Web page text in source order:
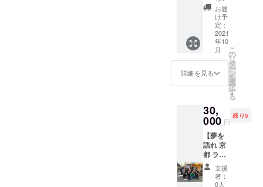
といった世
界を背負っ
て立つ若者
に支持され
る店へと成
長させる。
芸人時代の
により夢を
持って毎日
を楽しく生
きることの
大切さを実
感し、
ていた
だきま
す。 ※
夢を語
れ 女川
でのみ
使用可
能で
利用に
なれま
せん。
※21年
11/1～
22年
4/30の
半年間
『月７
回以
上』で
ご利用
いただ
くとお
得にな
りま
DREAM
SPARK
の初期
ユー
ザーと
して
SNSに
もご招
待させ
題】
＆
【DRE
AMSPA
RKの原
野を開
拓する
年間
ラーメ
ンが食
べ放題
になる
夢の限
定リ
ターン
です。
お届
け予
定：
2021
年10
月
詳細を見る
こ
の
リ
タ
ー
ン
を
選
択
す
る
30,
000 円
残り5
【夢を
語れ 京
都 ラー
メン半
年間食
べ放
支援
者：
0人